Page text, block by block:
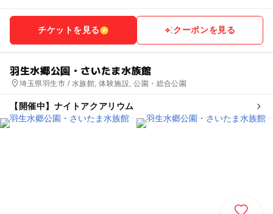
チケットを見る クーポンを見る
羽生水郷公園・さいたま水族館
埼玉県羽生市 / 水族館, 体験施設, 公園・総合公園
【開催中】ナイトアクアリウム